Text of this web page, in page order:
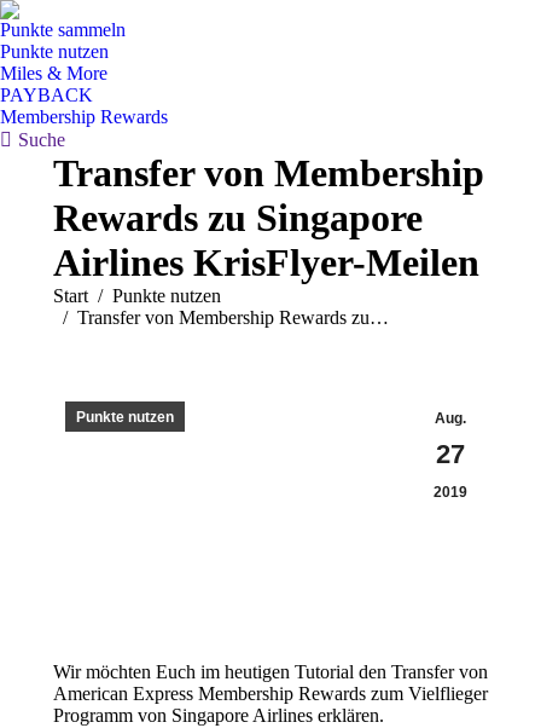
Punkte sammeln
Punkte nutzen
Miles & More
PAYBACK
Membership Rewards
Search:
Suche
Transfer von Membership
Rewards zu Singapore
Airlines KrisFlyer-Meilen
Sie befinden sich hier:
Start
Punkte nutzen
Transfer von Membership Rewards zu…
Aug.
27
2019
Punkte nutzen
Wir möchten Euch im heutigen Tutorial den Transfer von
American Express Membership Rewards zum Vielflieger
Programm von Singapore Airlines erklären.